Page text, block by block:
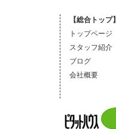
【総合トップ】
トップページ
スタッフ紹介
ブログ
会社概要